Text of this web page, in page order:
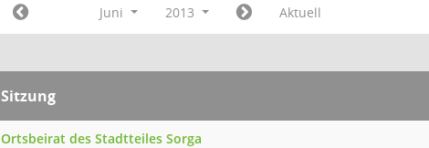
Juni 2013 Aktuell
Sitzung
Ortsbeirat des Stadtteiles Sorga